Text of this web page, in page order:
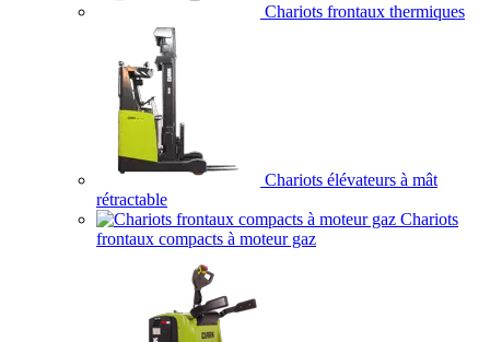
Chariots frontaux thermiques
Chariots élévateurs à mât
rétractable
Chariots
frontaux compacts à moteur gaz